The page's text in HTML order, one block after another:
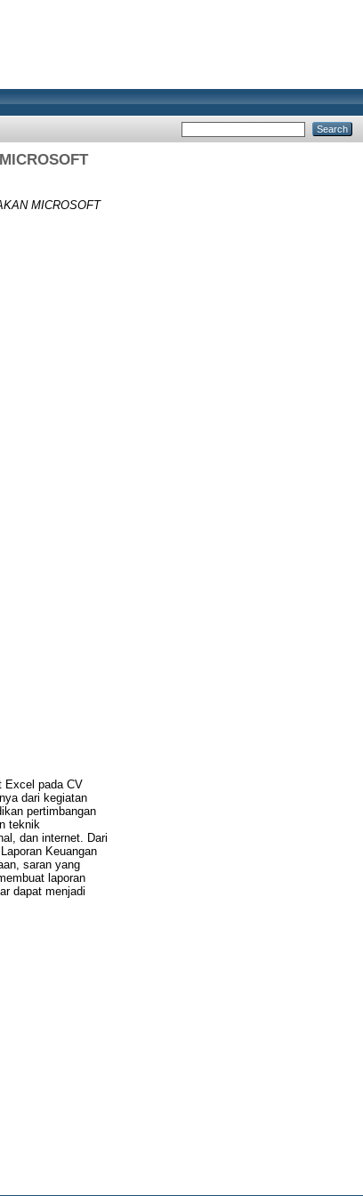
MICROSOFT
Excel pada CV
dari kegiatan
pertimbangan
teknik
dan internet. Dari
Keuangan
saran yang
laporan
dapat menjadi